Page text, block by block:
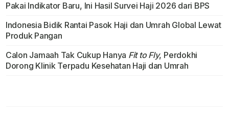
Pakai Indikator Baru, Ini Hasil Survei Haji 2026 dari BPS
Indonesia Bidik Rantai Pasok Haji dan Umrah Global Lewat
Produk Pangan
Calon Jamaah Tak Cukup Hanya Fit to Fly, Perdokhi
Dorong Klinik Terpadu Kesehatan Haji dan Umrah